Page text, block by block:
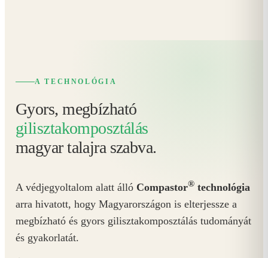
A TECHNOLÓGIA
Gyors, megbízható
gilisztakomposztálás
magyar talajra szabva.
A védjegyoltalom alatt álló Compastor® technológia
arra hivatott, hogy Magyarországon is elterjessze a
megbízható és gyors gilisztakomposztálás tudományát
és gyakorlatát.